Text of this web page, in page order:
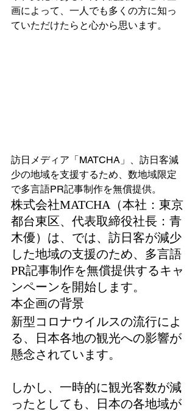
画によって、一人でも多くの方に知っ
ていただけたらと心から思います。
訪日メディア「MATCHA」、訪日客減
少の地域を支援するため、数地域限定
で多言語PR記事制作を無償提供。
株式会社MATCHA（本社：東京
都台東区、代表取締役社長：青
木優）は、では、訪日客が減少
した地域の支援のため、多言語
PR記事制作を無償提供するキャ
ンペーンを開始します。
本企画の背景
新型コロナウイルスの流行によ
る、日本各地の観光への影響が
懸念されています。
しかし、一時的に観光客数が減
ったとしても、日本の各地域が